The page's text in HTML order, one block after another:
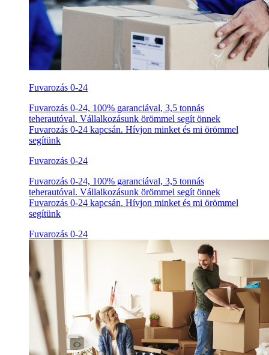
Fuvarozás 0-24
Fuvarozás 0-24, 100% garanciával, 3,5 tonnás
teherautóval. Vállalkozásunk örömmel segít önnek
Fuvarozás 0-24 kapcsán. Hívjon minket és mi örömmel
segítünk
Fuvarozás 0-24
Fuvarozás 0-24, 100% garanciával, 3,5 tonnás
teherautóval. Vállalkozásunk örömmel segít önnek
Fuvarozás 0-24 kapcsán. Hívjon minket és mi örömmel
segítünk
Fuvarozás 0-24